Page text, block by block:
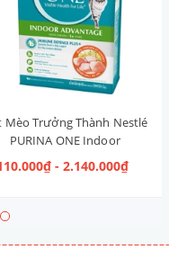
Mèo Trưởng Thành Nestlé
PURINA ONE Indoor
Advantage [Vị Gà]
- 2.140.000₫